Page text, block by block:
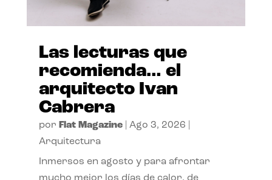
Las lecturas que
recomienda… el
arquitecto Ivan
Cabrera
por Flat Magazine| Ago 3, 2026
Arquitectura
Inmersos en agosto y para afrontar